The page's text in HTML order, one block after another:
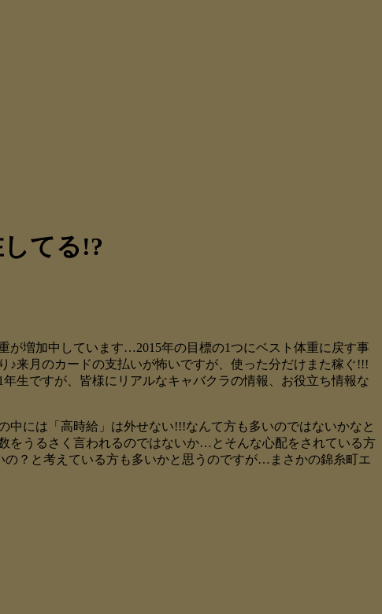
てる!?
が増加中しています…2015年の目標の1つにベスト体重に戻す事
来月のカードの支払いが怖いですが、使った分だけまた稼ぐ!!!
生ですが、皆様にリアルなキャバクラの情報、お役立ち情報な
には「高時給」は外せない!!!なんて方も多いのではないかなと
をうるさく言われるのではないか…とそんな心配をされている方
？と考えている方も多いかと思うのですが…まさかの錦糸町エ